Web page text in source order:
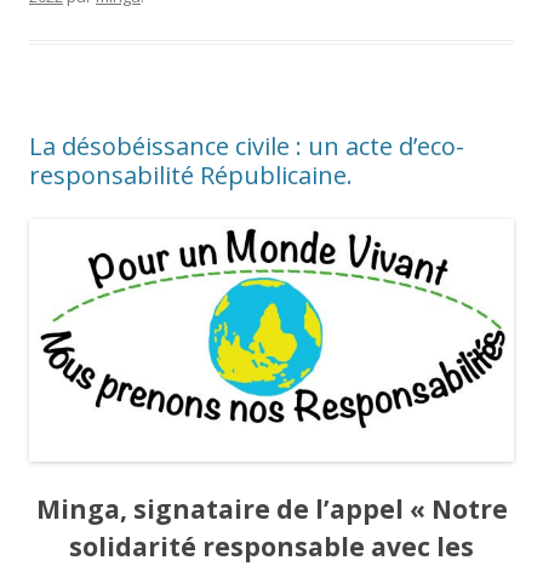
La désobéissance civile : un acte d’eco-
responsabilité Républicaine.
Minga, signataire de l’appel « Notre
solidarité responsable avec les